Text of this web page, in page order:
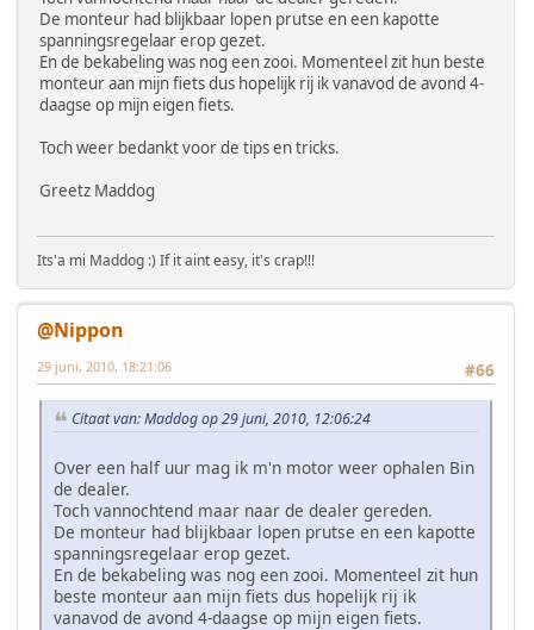
De monteur had blijkbaar lopen prutse en een kapotte
spanningsregelaar erop gezet.
En de bekabeling was nog een zooi. Momenteel zit hun beste
monteur aan mijn fiets dus hopelijk rij ik vanavod de avond 4-
daagse op mijn eigen fiets.
Toch weer bedankt voor de tips en tricks.
Greetz Maddog
Its'a mi Maddog :) If it aint easy, it's crap!!!
@Nippon
#66
29 juni, 2010, 18:21:06
Citaat van: Maddog op 29 juni, 2010, 12:06:24
Over een half uur mag ik m'n motor weer ophalen Bin
de dealer.
Toch vannochtend maar naar de dealer gereden.
De monteur had blijkbaar lopen prutse en een kapotte
spanningsregelaar erop gezet.
En de bekabeling was nog een zooi. Momenteel zit hun
beste monteur aan mijn fiets dus hopelijk rij ik
vanavod de avond 4-daagse op mijn eigen fiets.